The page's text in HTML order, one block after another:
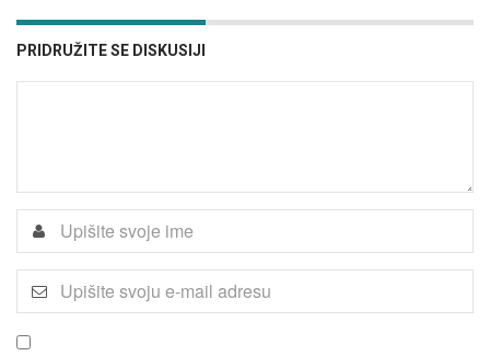
PRIDRUŽITE SE DISKUSIJI